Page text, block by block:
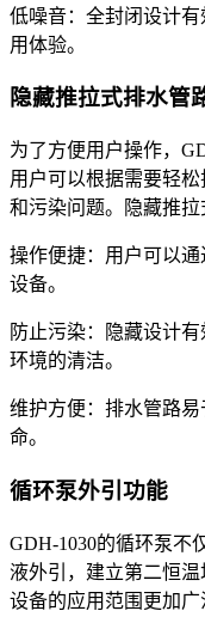
低噪音：全封闭设计
用体验。
隐藏推拉式排水管
为了方便用户操作，
用户可以根据需要轻
和污染问题。隐藏推拉
操作便捷：用户可以
设备。
防止污染：隐藏设计
环境的清洁。
维护方便：排水管路
命。
循环泵外引功能
GDH-1030的循环泵不
液外引，建立第二恒
设备的应用范围更加